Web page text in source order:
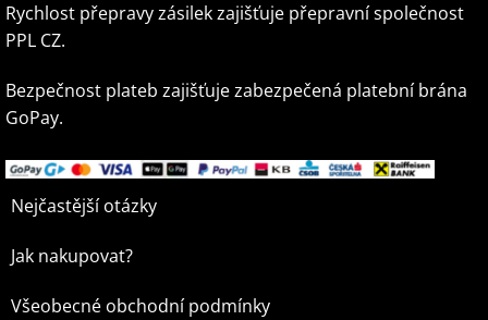
Rychlost přepravy zásilek zajišťuje přepravní společnost
PPL CZ.
Bezpečnost plateb zajišťuje zabezpečená platební brána
GoPay.
Nejčastější otázky
Jak nakupovat?
Všeobecné obchodní podmínky